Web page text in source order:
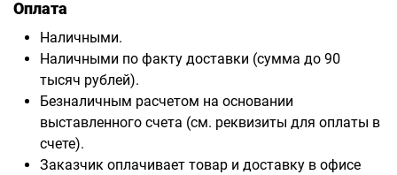
Оплата
Наличными.
Наличными по факту доставки (сумма до 90
тысяч рублей).
Безналичным расчетом на основании
выставленного счета (см. реквизиты для оплаты в
счете).
Заказчик оплачивает товар и доставку в офисе